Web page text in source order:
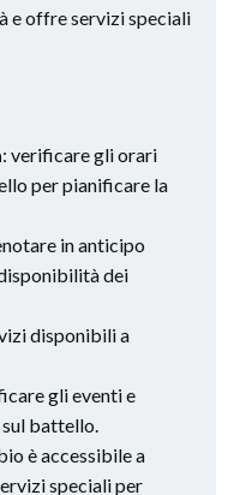
e offre servizi speciali
: verificare gli orari
per pianificare la
in anticipo
dei
disponibili a
gli eventi e
battello.
è accessibile a
speciali per